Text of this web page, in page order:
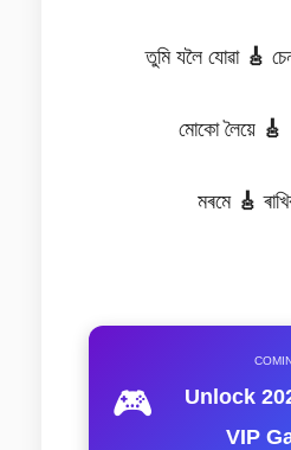
তুমি যলৈ যোৱা 🎸
মোকো লৈয়ে 🎸
মৰমে 🎸
🎮
Unlock
VIP